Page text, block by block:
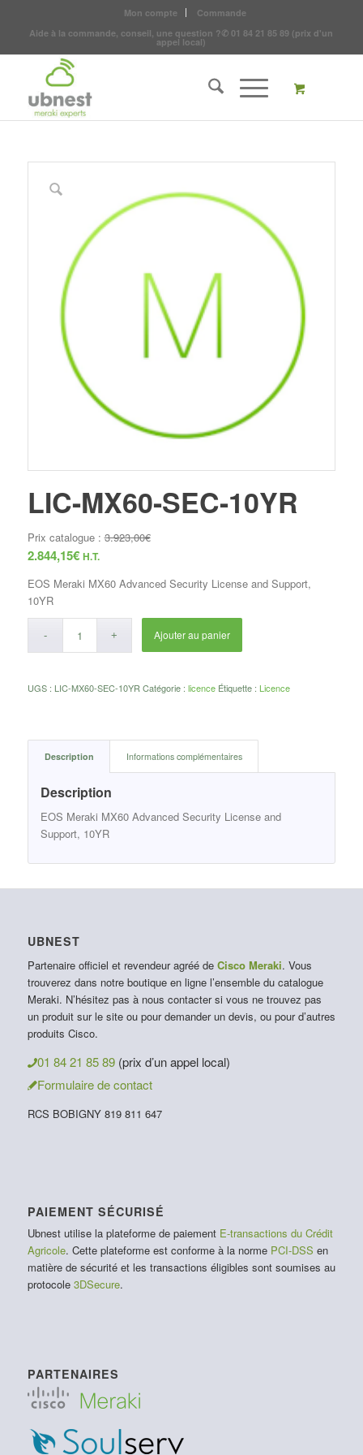
Mon compte
Commande
Aide à la commande, conseil, une question ?✆ 01 84 21 85 89 (prix d'un
appel local)
LIC-MX60-SEC-10YR
Prix catalogue :3.923,00€
2.844,15€ H.T.
EOS Meraki MX60 Advanced Security License and Support,
10YR
Ajouter au panier
UGS : LIC-MX60-SEC-10YR Catégorie : licence Étiquette : Licence
Description Informations complémentaires
Description
EOS Meraki MX60 Advanced Security License and
Support, 10YR
UBNEST
Partenaire officiel et revendeur agréé de Cisco Meraki. Vous
trouverez dans notre boutique en ligne l’ensemble du catalogue
Meraki. N’hésitez pas à nous contacter si vous ne trouvez pas
un produit sur le site ou pour demander un devis, ou pour d’autres
produits Cisco.
01 84 21 85 89 (prix d’un appel local)
Formulaire de contact
RCS BOBIGNY 819 811 647
PAIEMENT SÉCURISÉ
Ubnest utilise la plateforme de paiement E-transactions du Crédit
Agricole. Cette plateforme est conforme à la norme PCI-DSS en
matière de sécurité et les transactions éligibles sont soumises au
protocole 3DSecure.
PARTENAIRES